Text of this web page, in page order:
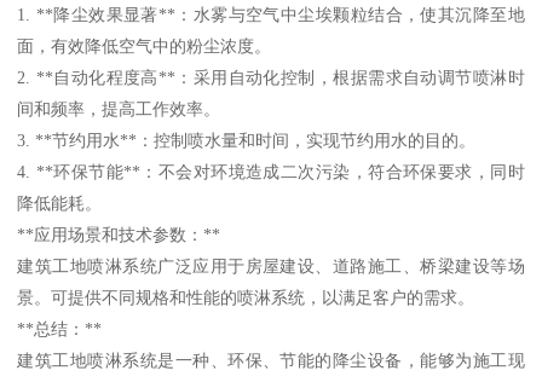
1. **降尘效果显著**：水雾与空气中尘埃颗粒结合，使其沉降至地
面，有效降低空气中的粉尘浓度。
2. **自动化程度高**：采用自动化控制，根据需求自动调节喷淋时
间和频率，提高工作效率。
3. **节约用水**：控制喷水量和时间，实现节约用水的目的。
4. **环保节能**：不会对环境造成二次污染，符合环保要求，同时
降低能耗。
**应用场景和技术参数：**
建筑工地喷淋系统广泛应用于房屋建设、道路施工、桥梁建设等场
景。可提供不同规格和性能的喷淋系统，以满足客户的需求。
**总结：**
建筑工地喷淋系统是一种、环保、节能的降尘设备，能够为施工现